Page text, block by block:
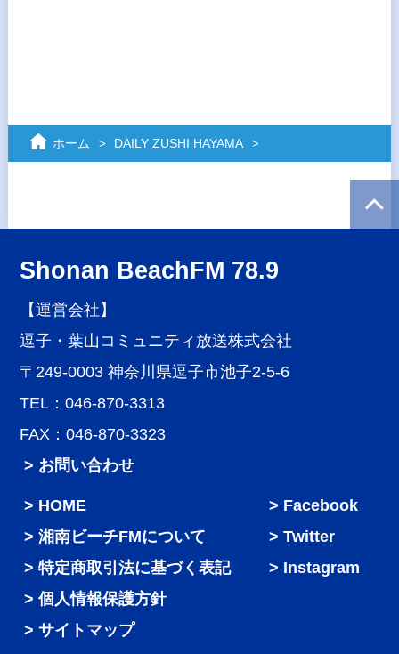
ホーム DAILY ZUSHI HAYAMA
Shonan BeachFM 78.9
【運営会社】
逗子・葉山コミュニティ放送株式会社
〒249-0003 神奈川県逗子市池子2-5-6
TEL：046-870-3313
FAX：046-870-3323
> お問い合わせ
HOME
湘南ビーチFMについて
特定商取引法に基づく表記
個人情報保護方針
サイトマップ
Facebook
Twitter
Instagram